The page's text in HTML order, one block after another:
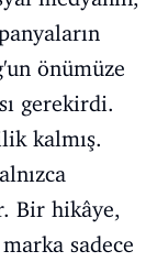
önümüze
gerekirdi.
kalmış.
Bir hikâye,
sadece